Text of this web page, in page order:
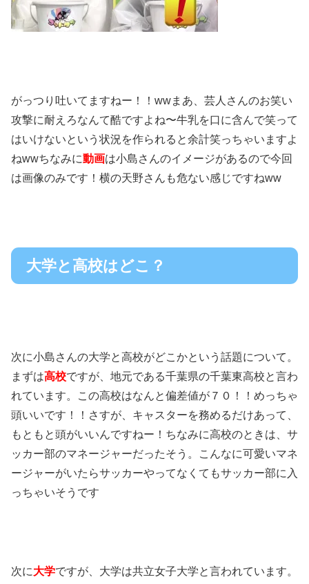
がっつり吐いてますねー！！wwまあ、芸人さんのお笑い
攻撃に耐えろなんて酷ですよね〜牛乳を口に含んで笑って
はいけないという状況を作られると余計笑っちゃいますよ
ねwwちなみに動画は小島さんのイメージがあるので今回
は画像のみです！横の天野さんも危ない感じですねww
大学と高校はどこ？
次に小島さんの大学と高校がどこかという話題について。
まずは高校ですが、地元である千葉県の千葉東高校と言わ
れています。この高校はなんと偏差値が７０！！めっちゃ
頭いいです！！さすが、キャスターを務めるだけあって、
もともと頭がいいんですねー！ちなみに高校のときは、サ
ッカー部のマネージャーだったそう。こんなに可愛いマネ
ージャーがいたらサッカーやってなくてもサッカー部に入
っちゃいそうです
次に大学ですが、大学は共立女子大学と言われています。